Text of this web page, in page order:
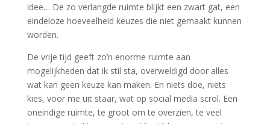
idee… De zo verlangde ruimte blijkt een zwart gat, een
eindeloze hoeveelheid keuzes die niet gemaakt kunnen
worden.
De vrije tijd geeft zo’n enorme ruimte aan
mogelijkheden dat ik stil sta, overweldigd door alles
wat kan geen keuze kan maken. En niets doe, niets
kies, voor me uit staar, wat op social media scrol. Een
oneindige ruimte, te groot om te overzien, te veel